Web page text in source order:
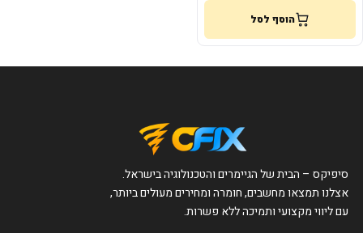
הוסף לסל
סיפיקס – הבית של הגיימרים והטכנולוגיה בישראל.
אצלנו תמצאו מחשבים, חומרה ומחירים מעולים ביותר,
עם ליווי מקצועי ותמיכה ללא פשרות.